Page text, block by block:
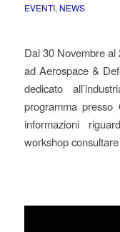
EVENTI, NEWS
Dal 30 Novembre
ad Aerospace &
dedicato
programma
informazioni
workshop